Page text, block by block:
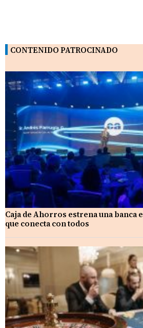
CONTENIDO PATROCINADO
Caja de Ahorros estrena una banca
que conecta con todos